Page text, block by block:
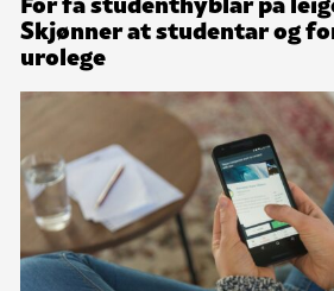
Skjønner at studentar og
urolege